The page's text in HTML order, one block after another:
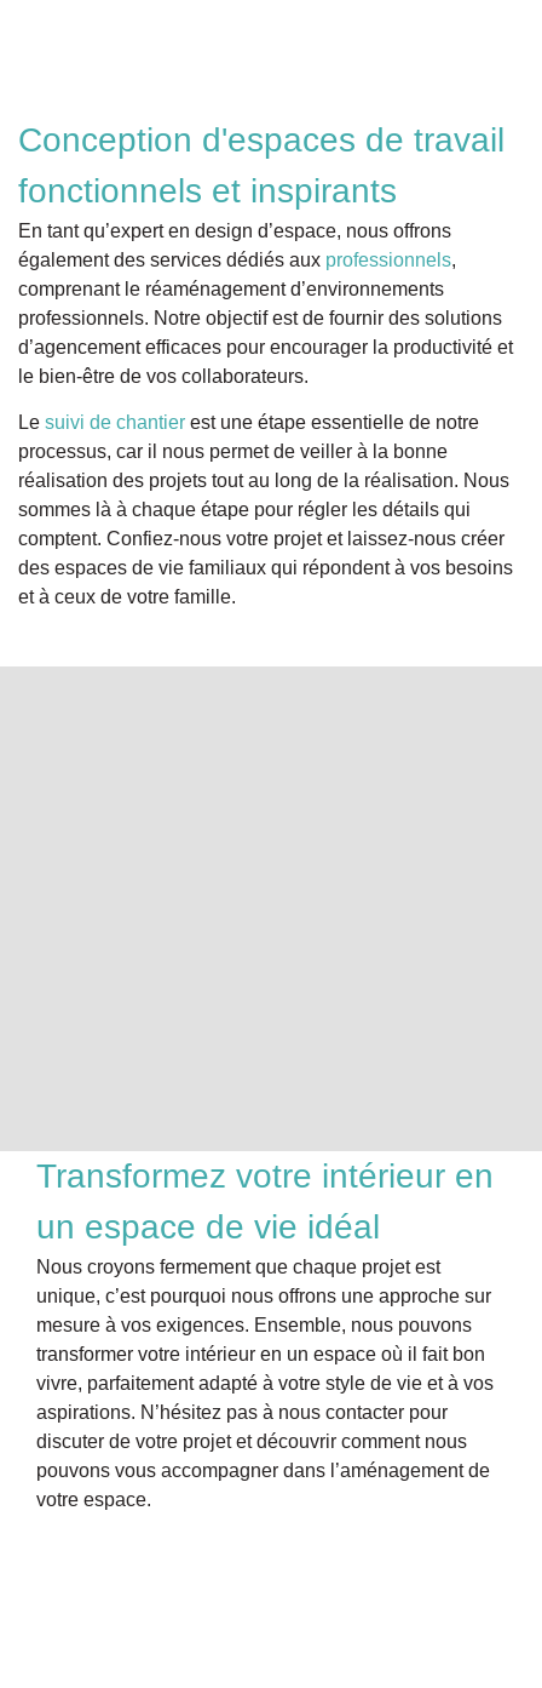
Conception d'espaces de travail
fonctionnels et inspirants
En tant qu’expert en design d’espace, nous offrons
également des services dédiés aux professionnels,
comprenant le réaménagement d’environnements
professionnels. Notre objectif est de fournir des solutions
d’agencement efficaces pour encourager la productivité et
le bien-être de vos collaborateurs.
Le suivi de chantier est une étape essentielle de notre
processus, car il nous permet de veiller à la bonne
réalisation des projets tout au long de la réalisation. Nous
sommes là à chaque étape pour régler les détails qui
comptent. Confiez-nous votre projet et laissez-nous créer
des espaces de vie familiaux qui répondent à vos besoins
et à ceux de votre famille.
Transformez votre intérieur en
un espace de vie idéal
Nous croyons fermement que chaque projet est
unique, c’est pourquoi nous offrons une approche sur
mesure à vos exigences. Ensemble, nous pouvons
transformer votre intérieur en un espace où il fait bon
vivre, parfaitement adapté à votre style de vie et à vos
aspirations. N’hésitez pas à nous contacter pour
discuter de votre projet et découvrir comment nous
pouvons vous accompagner dans l’aménagement de
votre espace.